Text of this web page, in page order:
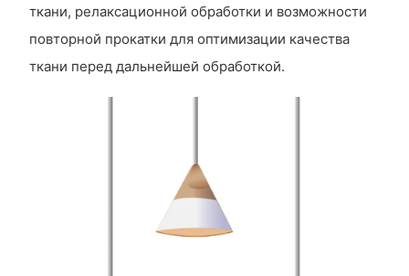
ткани, релаксационной обработки и возможности
повторной прокатки для оптимизации качества
ткани перед дальнейшей обработкой.